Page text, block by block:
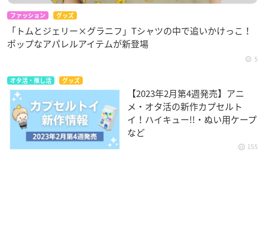
ファッション グッズ
「トムとジェリー×グラニフ」Tシャツの中で追いかけっこ！
ポップなアパレルアイテムが新登場
5
オタ活・推し活 グッズ
【2023年2月第4週発売】アニ
メ・オタ活の新作カプセルト
イ！ハイキュー!!・ぬい用ケープ
など
155